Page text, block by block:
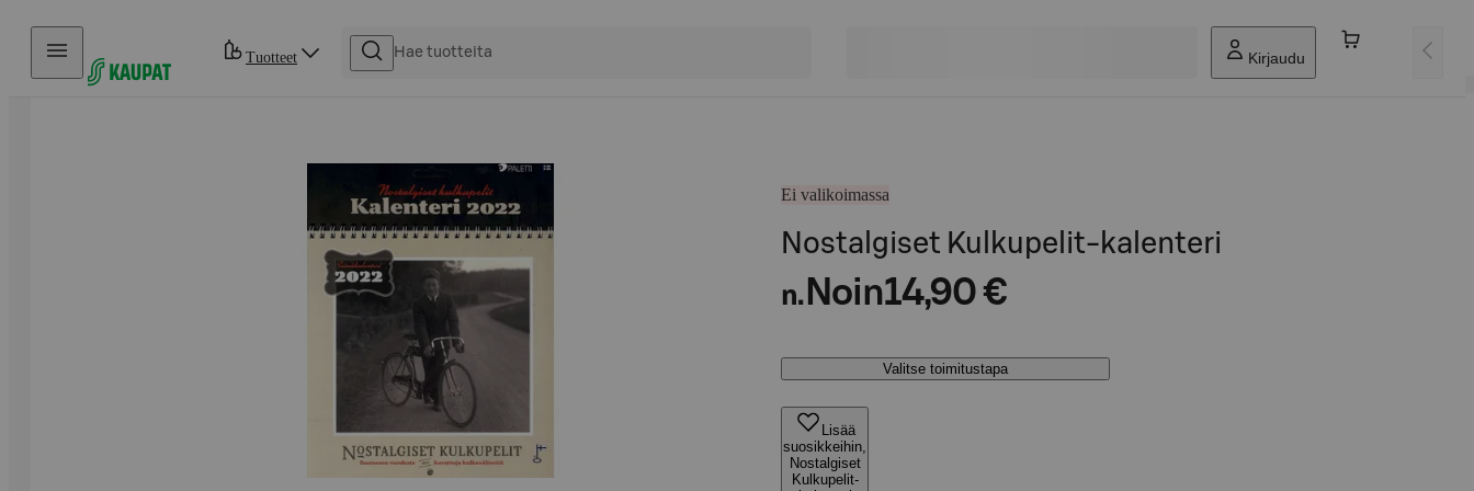
Hyppää sisältöön
Tuotteet Kirjaudu
Ei valikoimassa
Nostalgiset Kulkupelit-kalenteri
n. Noin14,90 €
Valitse toimitustapa
Lisää
suosikkeihin,
Nostalgiset
Kulkupelit-